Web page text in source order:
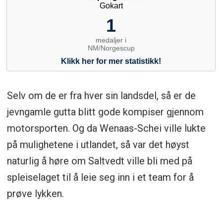
Selv om de er fra hver sin landsdel, så er de
jevngamle gutta blitt gode kompiser gjennom
motorsporten. Og da Wenaas-Schei ville lukte
på mulighetene i utlandet, så var det høyst
naturlig å høre om Saltvedt ville bli med på
spleiselaget til å leie seg inn i et team for å
prøve lykken.